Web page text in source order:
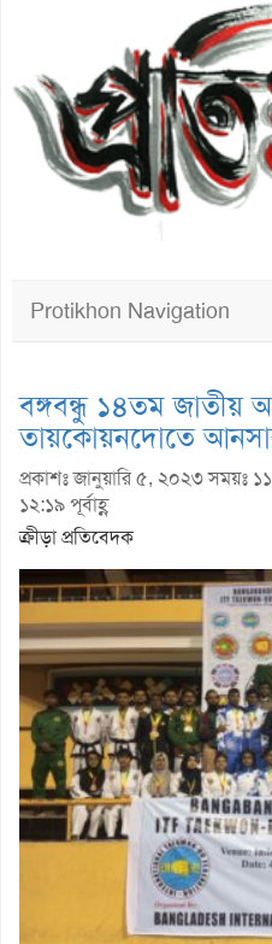
Protikhon Navigation
বঙ্গবন্ধু ১৪তম জাতীয়
তায়কোয়নদোতে
প্রকাশঃ জানুয়ারি ৫, ২০২৩ সময়ঃ
১২:১৯ পূর্বাহ্ণ
ক্রীড়া প্রতিবেদক